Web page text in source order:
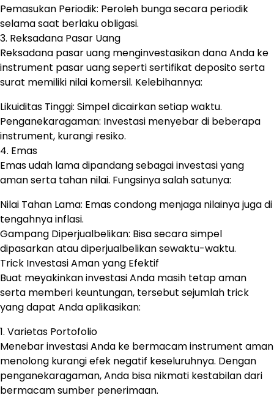
Pemasukan Periodik: Peroleh bunga secara periodik
selama saat berlaku obligasi.
3. Reksadana Pasar Uang
Reksadana pasar uang menginvestasikan dana Anda ke
instrument pasar uang seperti sertifikat deposito serta
surat memiliki nilai komersil. Kelebihannya:
Likuiditas Tinggi: Simpel dicairkan setiap waktu.
Penganekaragaman: Investasi menyebar di beberapa
instrument, kurangi resiko.
4. Emas
Emas udah lama dipandang sebagai investasi yang
aman serta tahan nilai. Fungsinya salah satunya:
Nilai Tahan Lama: Emas condong menjaga nilainya juga di
tengahnya inflasi.
Gampang Diperjualbelikan: Bisa secara simpel
dipasarkan atau diperjualbelikan sewaktu-waktu.
Trick Investasi Aman yang Efektif
Buat meyakinkan investasi Anda masih tetap aman
serta memberi keuntungan, tersebut sejumlah trick
yang dapat Anda aplikasikan:
1. Varietas Portofolio
Menebar investasi Anda ke bermacam instrument aman
menolong kurangi efek negatif keseluruhnya. Dengan
penganekaragaman, Anda bisa nikmati kestabilan dari
bermacam sumber penerimaan.